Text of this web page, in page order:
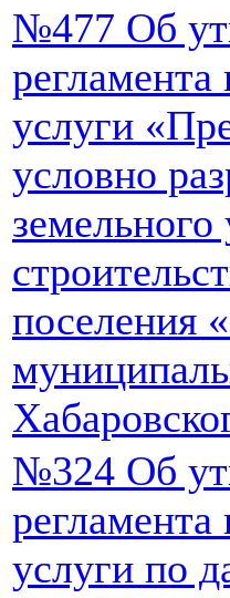
№477 Об
услуги
условно
земельного
поселения
№324 Об
услуги по